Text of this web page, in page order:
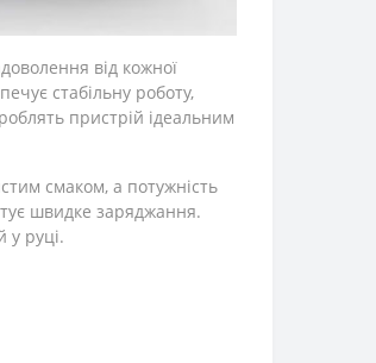
від кожної
стабільну роботу,
пристрій ідеальним
смаком, а потужність
швидке заряджання.
у руці.